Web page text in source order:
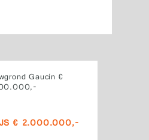
Gaucín €
€ 2.000.000,-